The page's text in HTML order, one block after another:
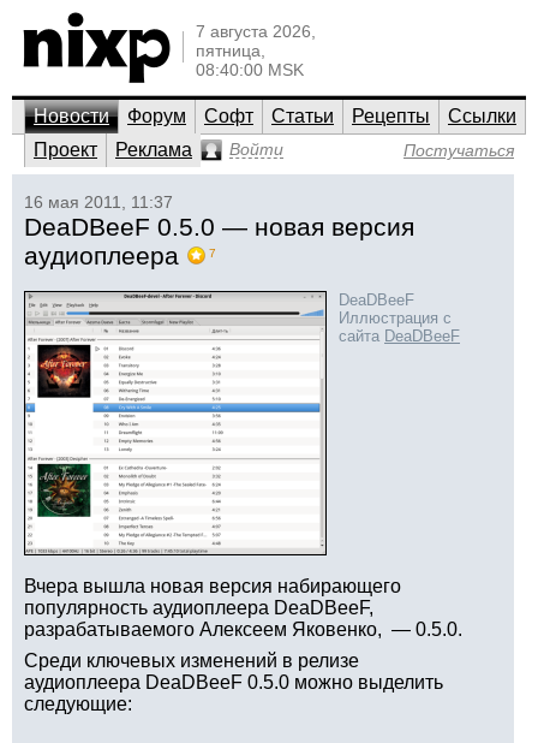
7 августа 2026,
пятница,
08:40:00 MSK
Новости Форум Софт Статьи Рецепты
Ссылки
Проект
Реклама Войти Постучаться
16 мая 2011, 11:37
DeaDBeeF 0.5.0 — новая версия
аудиоплеера
7
DeaDBeeF
Иллюстрация с
сайта DeaDBeeF
Вчера вышла новая версия набирающего
популярность аудиоплеера DeaDBeeF,
разрабатываемого Алексеем Яковенко, — 0.5.0.
Среди ключевых изменений в релизе
аудиоплеера DeaDBeeF 0.5.0 можно выделить
следующие: